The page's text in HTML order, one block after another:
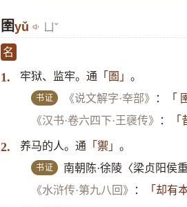
圉yǔ ㄩˇ
名
1. 牢狱、监牢。通 「圄」 。
书证 《说文解字·㚔部》 ：
「
《汉书·卷六四下·王襃传》
：
2. 养马的人。通 「禦」 。
书证 南朝陈·徐陵〈梁贞阳侯
《水浒传·第九八回》
： 「却有